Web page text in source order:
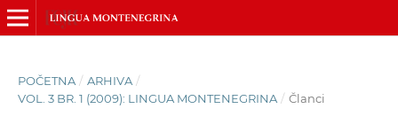
POČETNA / ARHIVA /
VOL. 3 BR. 1 (2009): LINGUA MONTENEGRINA / Članci